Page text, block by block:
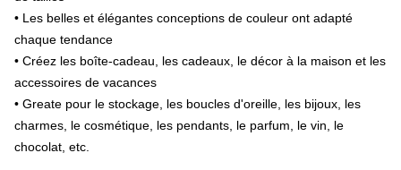
• Les belles et élégantes conceptions de couleur ont adapté
chaque tendance
• Créez les boîte-cadeau, les cadeaux, le décor à la maison et les
accessoires de vacances
• Greate pour le stockage, les boucles d'oreille, les bijoux, les
charmes, le cosmétique, les pendants, le parfum, le vin, le
chocolat, etc.